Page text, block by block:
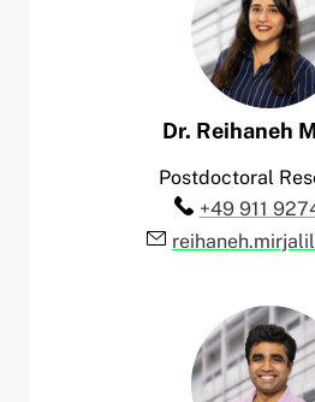
Dr. Reihaneh
Postdoctoral
Telefon:
+49 911
E-Mail: